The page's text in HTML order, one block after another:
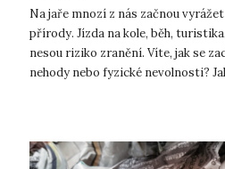
Na jaře mnozí z nás začnou
přírody. Jízda na kole, běh,
nesou riziko zranění. Víte, jak se
nehody nebo fyzické nevolnosti?